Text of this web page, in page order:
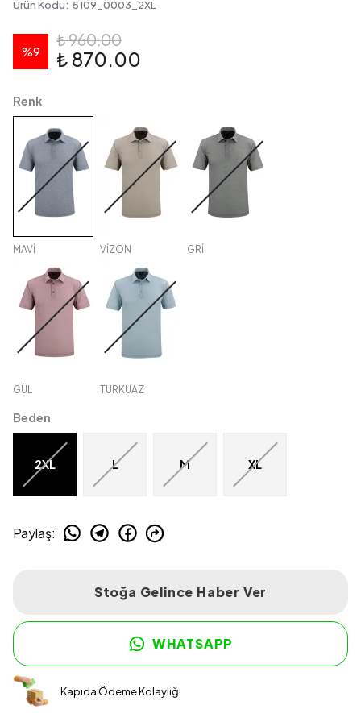
Ürün Kodu: 5109_0003_2XL
%9
₺ 960.00
₺ 870.00
Renk
MAVİ VİZON GRİ
GÜL TURKUAZ
Beden
2XL L M XL
Paylaş:
Stoğa Gelince Haber Ver
WHATSAPP
Kapıda Ödeme Kolaylığı